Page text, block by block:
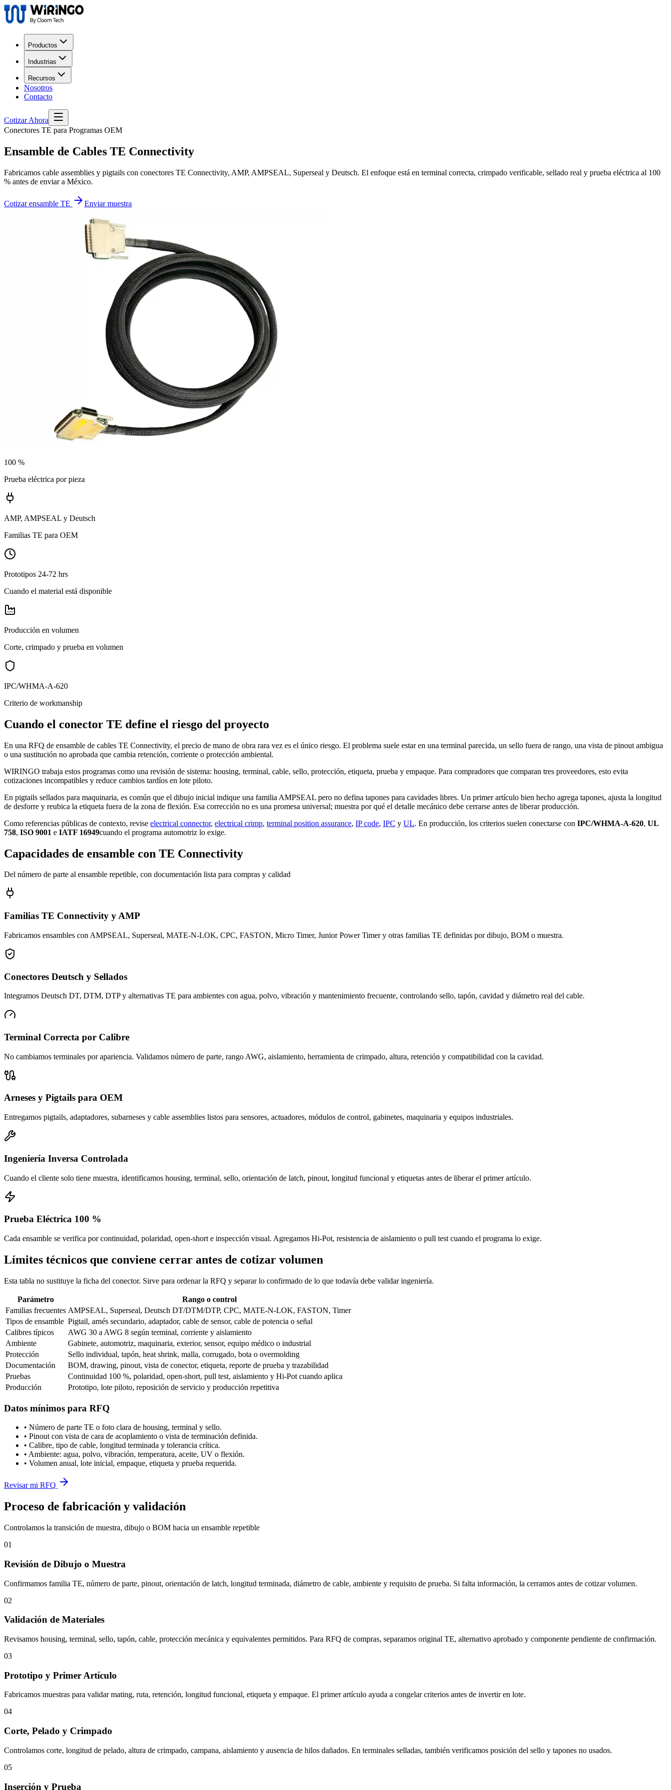
Productos
Industrias
Recursos
Nosotros
Contacto
Cotizar Ahora
Conectores TE para Programas OEM
Ensamble de Cables TE Connectivity
Fabricamos cable assemblies y pigtails con conectores TE Connectivity, AMP, AMPSEAL, Superseal y Deutsch. El enfoque está en terminal correcta, crimpado verificable, sellado real y prueba eléctrica al 100
% antes de enviar a México.
Cotizar ensamble TE Enviar muestra
100 %
Prueba eléctrica por pieza
AMP, AMPSEAL y Deutsch
Familias TE para OEM
Prototipos 24-72 hrs
Cuando el material está disponible
Producción en volumen
Corte, crimpado y prueba en volumen
IPC/WHMA-A-620
Criterio de workmanship
Cuando el conector TE define el riesgo del proyecto
En una RFQ de ensamble de cables TE Connectivity, el precio de mano de obra rara vez es el único riesgo. El problema suele estar en una terminal parecida, un sello fuera de rango, una vista de pinout ambigua
o una sustitución no aprobada que cambia retención, corriente o protección ambiental.
WIRINGO trabaja estos programas como una revisión de sistema: housing, terminal, cable, sello, protección, etiqueta, prueba y empaque. Para compradores que comparan tres proveedores, esto evita
cotizaciones incompatibles y reduce cambios tardíos en lote piloto.
En pigtails sellados para maquinaria, es común que el dibujo inicial indique una familia AMPSEAL pero no defina tapones para cavidades libres. Un primer artículo bien hecho agrega tapones, ajusta la longitud
de desforre y reubica la etiqueta fuera de la zona de flexión. Esa corrección no es una promesa universal; muestra por qué el detalle mecánico debe cerrarse antes de liberar producción.
Como referencias públicas de contexto, revise electrical connector, electrical crimp, terminal position assurance, IP code, IPC y UL. En producción, los criterios suelen conectarse con IPC/WHMA-A-620, UL
758, ISO 9001 e IATF 16949cuando el programa automotriz lo exige.
Capacidades de ensamble con TE Connectivity
Del número de parte al ensamble repetible, con documentación lista para compras y calidad
Familias TE Connectivity y AMP
Fabricamos ensambles con AMPSEAL, Superseal, MATE-N-LOK, CPC, FASTON, Micro Timer, Junior Power Timer y otras familias TE definidas por dibujo, BOM o muestra.
Conectores Deutsch y Sellados
Integramos Deutsch DT, DTM, DTP y alternativas TE para ambientes con agua, polvo, vibración y mantenimiento frecuente, controlando sello, tapón, cavidad y diámetro real del cable.
Terminal Correcta por Calibre
No cambiamos terminales por apariencia. Validamos número de parte, rango AWG, aislamiento, herramienta de crimpado, altura, retención y compatibilidad con la cavidad.
Arneses y Pigtails para OEM
Entregamos pigtails, adaptadores, subarneses y cable assemblies listos para sensores, actuadores, módulos de control, gabinetes, maquinaria y equipos industriales.
Ingeniería Inversa Controlada
Cuando el cliente solo tiene muestra, identificamos housing, terminal, sello, orientación de latch, pinout, longitud funcional y etiquetas antes de liberar el primer artículo.
Prueba Eléctrica 100 %
Cada ensamble se verifica por continuidad, polaridad, open-short e inspección visual. Agregamos Hi-Pot, resistencia de aislamiento o pull test cuando el programa lo exige.
Límites técnicos que conviene cerrar antes de cotizar volumen
Esta tabla no sustituye la ficha del conector. Sirve para ordenar la RFQ y separar lo confirmado de lo que todavía debe validar ingeniería.
Parámetro
Rango o control
Familias frecuentes AMPSEAL, Superseal, Deutsch DT/DTM/DTP, CPC, MATE-N-LOK, FASTON, Timer
Tipos de ensamble Pigtail, arnés secundario, adaptador, cable de sensor, cable de potencia o señal
Calibres típicos
AWG 30 a AWG 8 según terminal, corriente y aislamiento
Ambiente
Gabinete, automotriz, maquinaria, exterior, sensor, equipo médico o industrial
Protección
Sello individual, tapón, heat shrink, malla, corrugado, bota o overmolding
Documentación
BOM, drawing, pinout, vista de conector, etiqueta, reporte de prueba y trazabilidad
Pruebas
Continuidad 100 %, polaridad, open-short, pull test, aislamiento y Hi-Pot cuando aplica
Producción
Prototipo, lote piloto, reposición de servicio y producción repetitiva
Datos mínimos para RFQ
• Número de parte TE o foto clara de housing, terminal y sello.
• Pinout con vista de cara de acoplamiento o vista de terminación definida.
• Calibre, tipo de cable, longitud terminada y tolerancia crítica.
• Ambiente: agua, polvo, vibración, temperatura, aceite, UV o flexión.
• Volumen anual, lote inicial, empaque, etiqueta y prueba requerida.
Revisar mi RFQ
Proceso de fabricación y validación
Controlamos la transición de muestra, dibujo o BOM hacia un ensamble repetible
01
Revisión de Dibujo o Muestra
Confirmamos familia TE, número de parte, pinout, orientación de latch, longitud terminada, diámetro de cable, ambiente y requisito de prueba. Si falta información, la cerramos antes de cotizar volumen.
02
Validación de Materiales
Revisamos housing, terminal, sello, tapón, cable, protección mecánica y equivalentes permitidos. Para RFQ de compras, separamos original TE, alternativo aprobado y componente pendiente de confirmación.
03
Prototipo y Primer Artículo
Fabricamos muestras para validar mating, ruta, retención, longitud funcional, etiqueta y empaque. El primer artículo ayuda a congelar criterios antes de invertir en lote.
04
Corte, Pelado y Crimpado
Controlamos corte, longitud de pelado, altura de crimpado, campana, aislamiento y ausencia de hilos dañados. En terminales selladas, también verificamos posición del sello y tapones no usados.
05
Inserción y Prueba